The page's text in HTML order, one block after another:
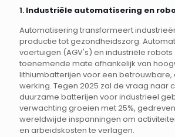
1. Industriële automatisering en
Automatisering transformeert
productie tot gezondheidszorg.
voertuigen (AGV's) en industriële robots
toenemende mate afhankelijk van
lithiumbatterijen voor een
werking. Tegen 2025 zal de vraag naar
duurzame batterijen voor industrieel
verwachting groeien met 25%,
wereldwijde inspanningen om
en arbeidskosten te verlagen.